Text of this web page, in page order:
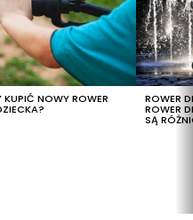
KUPIĆ NOWY ROWER ROWER
ROWER
SĄ